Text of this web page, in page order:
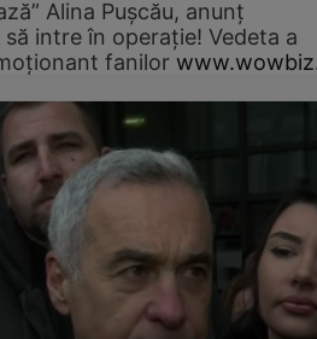
Alina Pușcău, anunț
intre în operație! Vedeta a
fanilor